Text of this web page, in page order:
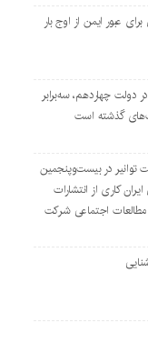
عبور ایمن از اوج بار
دولت چهاردهم، سه‌برابر
گذشته است
توانیر در بیست‌وپنجمین
کاری از انتشارات
مطالعات اجتماعی شرکت